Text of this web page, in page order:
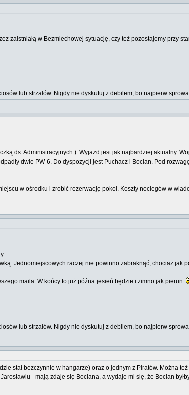
zaistniałą w Bezmiechowej sytuację, czy też pozostajemy przy
lub strzałów. Nigdy nie dyskutuj z debilem, bo najpierw
ds. Administracyjnych ). Wyjazd jest jak najbardziej aktualny.
dwie PW-6. Do dyspozycji jest Puchacz i Bocian. Pod
w ośrodku i zrobić rezerwację pokoi. Koszty noclegów w
Jednomiejscowych raczej nie powinno zabraknąć, chociaż jak
maila. W końcy to już późna jesień będzie i zimno jak pierun.
lub strzałów. Nigdy nie dyskutuj z debilem, bo najpierw
stał bezczynnie w hangarze) oraz o jednym z Piratów. Można
- mają zdaje się Bociana, a wydaje mi się, że Bocian